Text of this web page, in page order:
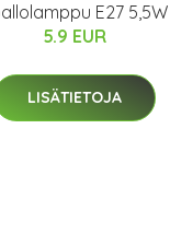
E27
5.9 EUR
LISÄTIETOJA